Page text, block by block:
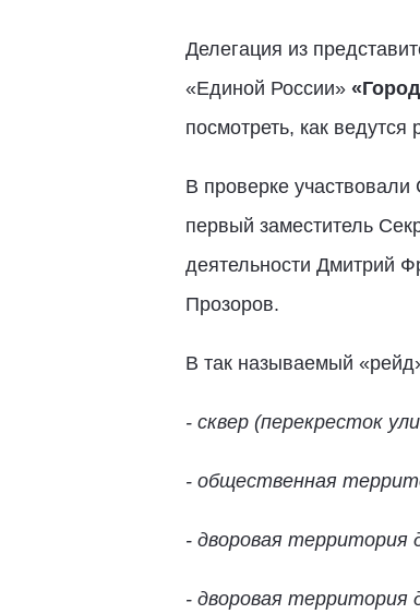
Делегация из
«Единой России»
посмотреть, как
В проверке участвовали
первый заместитель
деятельности Дмитрий
Прозоров.
В так называемый
- сквер (перекресток
- общественная
- дворовая территория
- дворовая территория